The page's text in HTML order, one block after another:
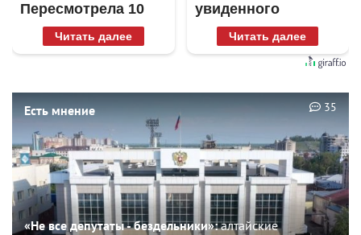
Пересмотрела 10
раз
Читать далее
увиденного
Читать далее
Есть мнение
«Не все депутаты - бездельники»:алтайские
35